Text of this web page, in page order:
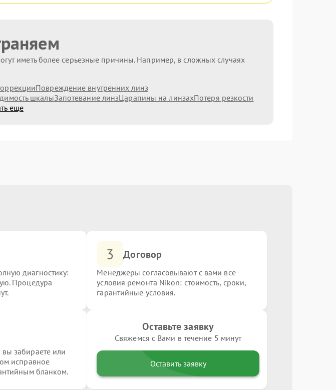
иметь более серьезные причины. Например, в сложных случаях
Повреждение внутренних линз
шкалыЗапотевание линзЦарапины на линзахПотеря резкости
еще
диагностику:
Процедура
3 Договор
Менеджеры согласовывают с вами все
условия ремонта Nikon: стоимость, сроки,
гарантийные условия.
забираете или
исправное
бланком.
Оставьте заявку
Свяжемся с Вами в течение 5 минут
Оставить заявку